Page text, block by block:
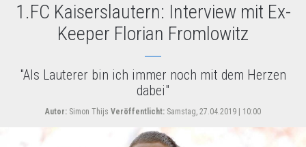
1.FC Kaiserslautern: Interview mit Ex-
Keeper Florian Fromlowitz
"Als Lauterer bin ich immer noch mit dem Herzen
dabei"
Autor: Simon Thijs Veröffentlicht: Samstag, 27.04.2019 | 10:00